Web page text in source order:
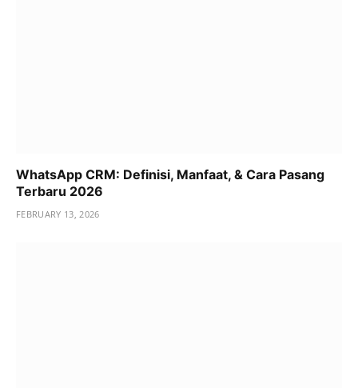
WhatsApp CRM: Definisi, Manfaat, & Cara Pasang
Terbaru 2026
FEBRUARY 13, 2026